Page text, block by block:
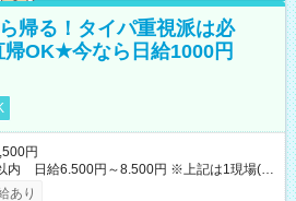
帰る！タイパ重視派は必
帰OK★今なら日給1000円
円
内 日給6.500円～8.500円 ※上記は1現場(実
りの給与です ※基本は1日あたり2現場(実働8
あり